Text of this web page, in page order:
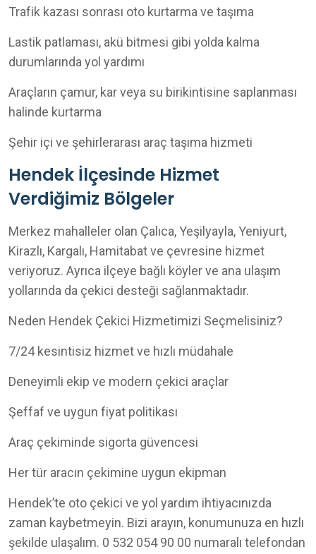
Trafik kazası sonrası oto kurtarma ve taşıma
Lastik patlaması, akü bitmesi gibi yolda kalma
durumlarında yol yardımı
Araçların çamur, kar veya su birikintisine saplanması
halinde kurtarma
Şehir içi ve şehirlerarası araç taşıma hizmeti
Hendek İlçesinde Hizmet
Verdiğimiz Bölgeler
Merkez mahalleler olan Çalıca, Yeşilyayla, Yeniyurt,
Kirazlı, Kargalı, Hamitabat ve çevresine hizmet
veriyoruz. Ayrıca ilçeye bağlı köyler ve ana ulaşım
yollarında da çekici desteği sağlanmaktadır.
Neden Hendek Çekici Hizmetimizi Seçmelisiniz?
7/24 kesintisiz hizmet ve hızlı müdahale
Deneyimli ekip ve modern çekici araçlar
Şeffaf ve uygun fiyat politikası
Araç çekiminde sigorta güvencesi
Her tür aracın çekimine uygun ekipman
Hendek’te oto çekici ve yol yardım ihtiyacınızda
zaman kaybetmeyin. Bizi arayın, konumunuza en hızlı
şekilde ulaşalım. 0 532 054 90 00 numaralı telefondan